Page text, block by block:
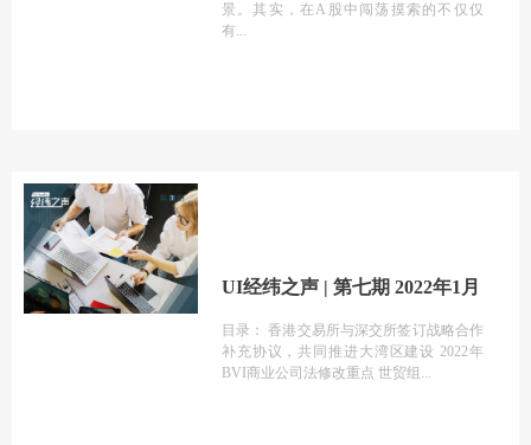
景。其实，在A股中闯荡摸索的不仅仅
有
UI经纬之声 | 第七期 2022年1月
目录： 香港交易所与深交所签订战略合作
补充协议，共同推进大湾区建设 2022年
BVI商业公司法修改重点 世贸组